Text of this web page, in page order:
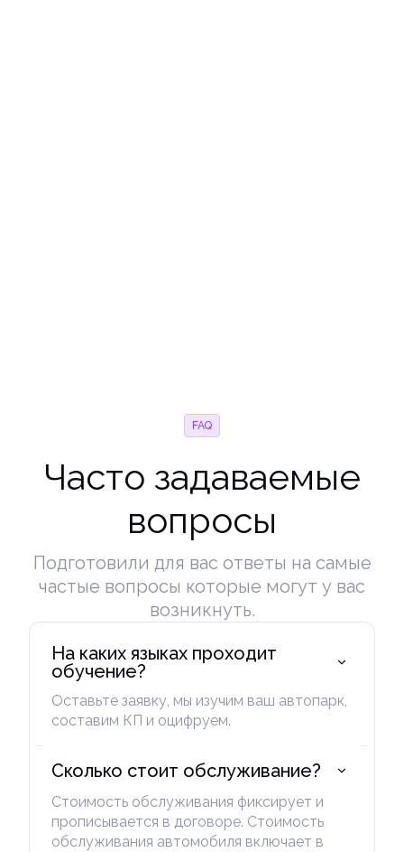
FAQ
Часто задаваемые
вопросы
Подготовили для вас ответы на самые
частые вопросы которые могут у вас
возникнуть.
На каких языках проходит
обучение?
Оставьте заявку, мы изучим ваш автопарк,
составим КП и оцифруем.
Сколько стоит обслуживание?
Стоимость обслуживания фиксирует и
прописывается в договоре. Стоимость
обслуживания автомобиля включает в